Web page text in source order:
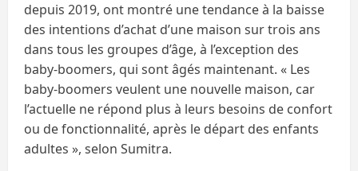
depuis 2019, ont montré une tendance à la baisse
des intentions d’achat d’une maison sur trois ans
dans tous les groupes d’âge, à l’exception des
baby-boomers, qui sont âgés maintenant. « Les
baby-boomers veulent une nouvelle maison, car
l’actuelle ne répond plus à leurs besoins de confort
ou de fonctionnalité, après le départ des enfants
adultes », selon Sumitra.